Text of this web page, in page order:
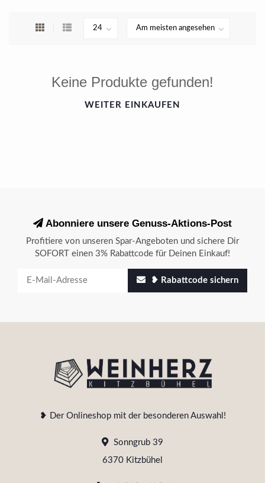
Keine Produkte gefunden!
WEITER EINKAUFEN
Abonniere unsere Genuss-Aktions-Post
Profitiere von unseren Spar-Angeboten und sichere Dir
SOFORT einen 3% Rabattcode für Deinen Einkauf!
❥ Rabattcode sichern
❥ Der Onlineshop mit der besonderen Auswahl!
Sonngrub 39
6370 Kitzbühel